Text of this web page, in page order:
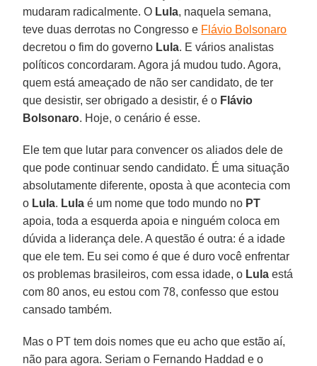
mudaram radicalmente. O Lula, naquela semana,
teve duas derrotas no Congresso e Flávio Bolsonaro
decretou o fim do governo Lula. E vários analistas
políticos concordaram. Agora já mudou tudo. Agora,
quem está ameaçado de não ser candidato, de ter
que desistir, ser obrigado a desistir, é o Flávio
Bolsonaro. Hoje, o cenário é esse.
Ele tem que lutar para convencer os aliados dele de
que pode continuar sendo candidato. É uma situação
absolutamente diferente, oposta à que acontecia com
o Lula. Lula é um nome que todo mundo no PT
apoia, toda a esquerda apoia e ninguém coloca em
dúvida a liderança dele. A questão é outra: é a idade
que ele tem. Eu sei como é que é duro você enfrentar
os problemas brasileiros, com essa idade, o Lula está
com 80 anos, eu estou com 78, confesso que estou
cansado também.
Mas o PT tem dois nomes que eu acho que estão aí,
não para agora. Seriam o Fernando Haddad e o